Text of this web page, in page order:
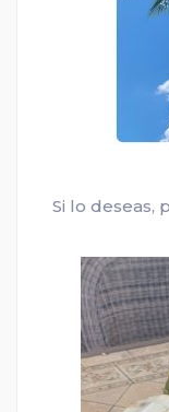
Si lo deseas,